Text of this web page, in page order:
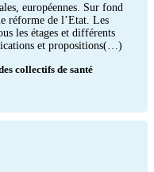
européennes. Sur fond
réforme de l’Etat. Les
les étages et différents
et propositions(…)
collectifs de santé